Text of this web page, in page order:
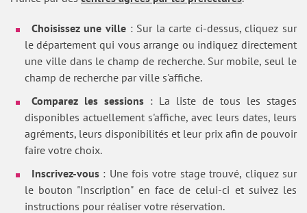
Choisissez une ville : Sur la carte ci-dessus, cliquez sur
le département qui vous arrange ou indiquez directement
une ville dans le champ de recherche. Sur mobile, seul le
champ de recherche par ville s'affiche.
Comparez les sessions: La liste de tous les stages
disponibles actuellement s'affiche, avec leurs dates, leurs
agréments, leurs disponibilités et leur prix afin de pouvoir
faire votre choix.
Inscrivez-vous: Une fois votre stage trouvé, cliquez sur
le bouton "Inscription" en face de celui-ci et suivez les
instructions pour réaliser votre réservation.